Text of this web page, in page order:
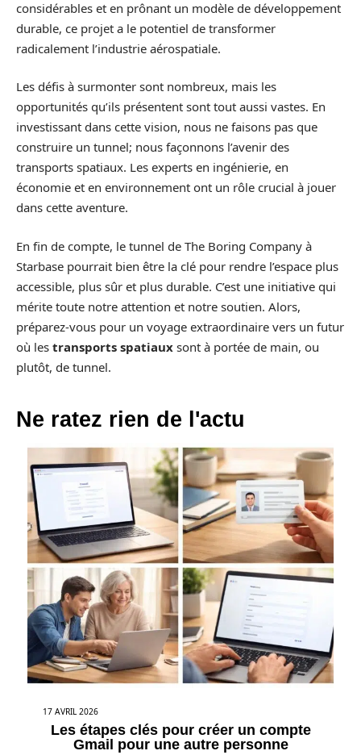
considérables et en prônant un modèle de développement
durable, ce projet a le potentiel de transformer
radicalement l’industrie aérospatiale.
Les défis à surmonter sont nombreux, mais les
opportunités qu’ils présentent sont tout aussi vastes. En
investissant dans cette vision, nous ne faisons pas que
construire un tunnel; nous façonnons l’avenir des
transports spatiaux. Les experts en ingénierie, en
économie et en environnement ont un rôle crucial à jouer
dans cette aventure.
En fin de compte, le tunnel de The Boring Company à
Starbase pourrait bien être la clé pour rendre l’espace plus
accessible, plus sûr et plus durable. C’est une initiative qui
mérite toute notre attention et notre soutien. Alors,
préparez-vous pour un voyage extraordinaire vers un futur
où les transports spatiaux sont à portée de main, ou
plutôt, de tunnel.
Ne ratez rien de l'actu
17 AVRIL 2026
Les étapes clés pour créer un compte
Gmail pour une autre personne